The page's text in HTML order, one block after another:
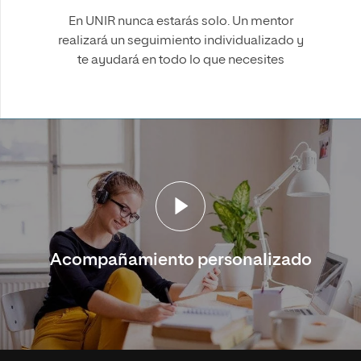
En UNIR nunca estarás solo. Un mentor
realizará un seguimiento individualizado y
te ayudará en todo lo que necesites
Acompañamiento personalizado